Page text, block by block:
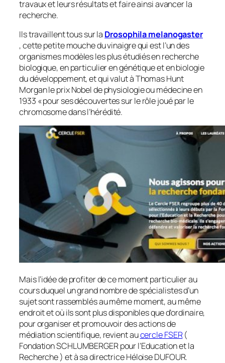
travaux et leurs résultats et faire ainsi avancer la
recherche.
Ils travaillent tous sur la Drosophila melanogaster
, cette petite mouche du vinaigre qui est l’un des
organismes modèles les plus étudiés en recherche
biologique, en particulier en génétique et en biologie
du développement, et qui valut à Thomas Hunt
Morgan le prix Nobel de physiologie ou médecine en
1933 «pour ses découvertes sur le rôle joué par le
chromosome dans l’hérédité.
Mais l’idée de profiter de ce moment particulier au
cours duquel un grand nombre de spécialistes d’un
sujet sont rassemblés au même moment, au même
endroit et où ils sont plus disponibles que d’ordinaire,
pour organiser et promouvoir des actions de
médiation scientifique, revient aucercle FSER(
Fondation SCHLUMBERGER pour l’Education et la
Recherche ) et à sa directrice Héloise DUFOUR.